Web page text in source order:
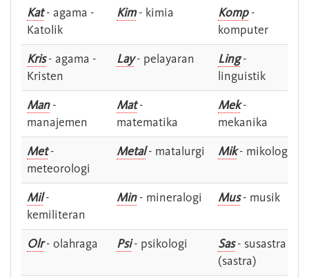
Kat- agama -
Katolik
Kim- kimia Komp-
komputer
Kris- agama -
Kristen
Lay- pelayaran Ling-
linguistik
Man-
manajemen
Mat-
matematika
Mek-
mekanika
Met-
meteorologi
Metal- matalurgi Mik- mikologi
Mil-
kemiliteran
Min- mineralogi Mus- musik
Olr- olahraga Psi- psikologi Sas- susastra -
(sastra)